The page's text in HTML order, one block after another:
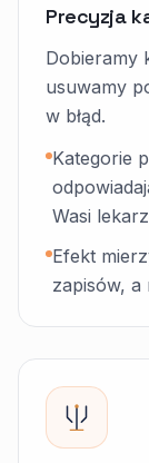
Precyzja
Dobieramy
usuwamy
w błąd.
Kategorie
Wasi
Efekt
zapisów, a